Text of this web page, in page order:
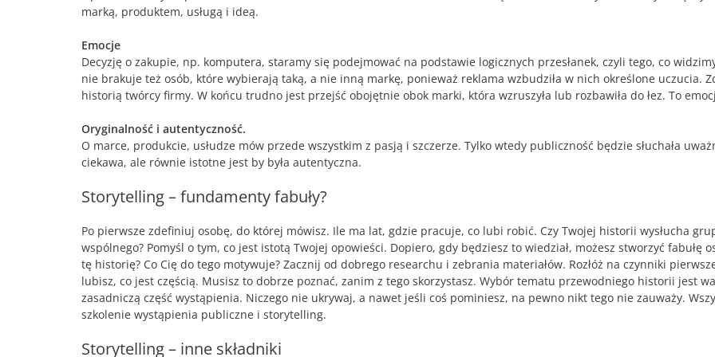
marką, produktem, usługą i ideą.
Emocje
Decyzję o zakupie, np. komputera, staramy się podejmować na podstawie logicznych przesłanek, czyli tego, co
nie brakuje też osób, które wybierają taką, a nie inną markę, ponieważ reklama wzbudziła w nich określone uczucia.
historią twórcy firmy. W końcu trudno jest przejść obojętnie obok marki, która wzruszyła lub rozbawiła do łez. To
Oryginalność i autentyczność.
O marce, produkcie, usłudze mów przede wszystkim z pasją i szczerze. Tylko wtedy publiczność będzie słuchała
ciekawa, ale równie istotne jest by była autentyczna.
Storytelling – fundamenty fabuły?
Po pierwsze zdefiniuj osobę, do której mówisz. Ile ma lat, gdzie pracuje, co lubi robić. Czy Twojej historii wysłucha
wspólnego? Pomyśl o tym, co jest istotą Twojej opowieści. Dopiero, gdy będziesz to wiedział, możesz stworzyć fabułę
tę historię? Co Cię do tego motywuje? Zacznij od dobrego researchu i zebrania materiałów. Rozłóż na czynniki
lubisz, co jest częścią. Musisz to dobrze poznać, zanim z tego skorzystasz. Wybór tematu przewodniego historii jest
zasadniczą część wystąpienia. Niczego nie ukrywaj, a nawet jeśli coś pominiesz, na pewno nikt tego nie zauważy.
szkolenie wystąpienia publiczne i storytelling.
Storytelling – inne składniki